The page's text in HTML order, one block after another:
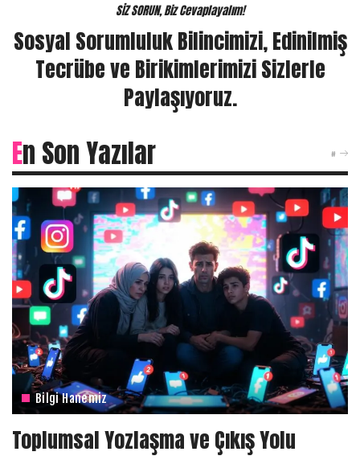
SİZ SORUN, Biz Cevaplayalım!
Sosyal Sorumluluk Bilincimizi, Edinilmiş
Tecrübe ve Birikimlerimizi Sizlerle
Paylaşıyoruz.
En Son Yazılar #
Bilgi Hanemiz
Toplumsal Yozlaşma ve Çıkış Yolu